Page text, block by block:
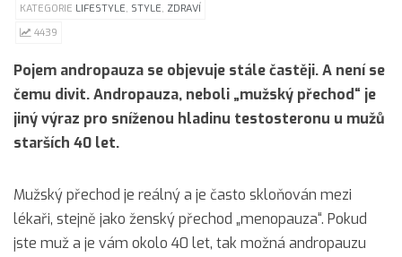
KATEGORIE LIFESTYLE, STYLE, ZDRAVÍ
4439
Pojem andropauza se objevuje stále častěji. A není se
čemu divit. Andropauza, neboli „mužský přechod“ je
jiný výraz pro sníženou hladinu testosteronu u mužů
starších 40 let.
Mužský přechod je reálný a je často skloňován mezi
lékaři, stejně jako ženský přechod „menopauza“. Pokud
jste muž a je vám okolo 40 let, tak možná andropauzu